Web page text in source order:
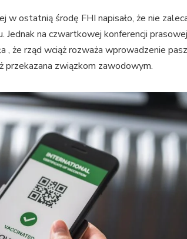
ostatnią środę FHI napisało, że nie
Jednak na czwartkowej konferencji
, że rząd wciąż rozważa wprowadzenie
przekazana związkom zawodowym.